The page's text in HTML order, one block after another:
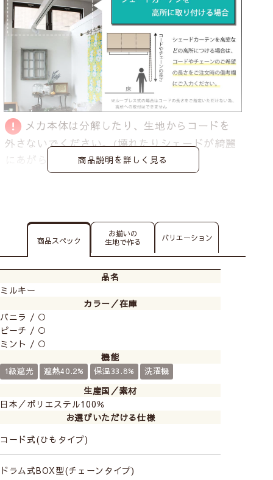
メカ本体は分解したり、生地からコードを
外さないでください。(壊れたりシェードが綺麗
にあがらなくなる恐れがあります)
商品説明を詳しく見る
商品スペック
お揃いの
生地で作る
バリエーション
品名
ミルキー
カラー／在庫
バニラ / ○
ピーチ / ○
ミント / ○
機能
1級遮光 遮熱40.2% 保温33.8% 洗濯機
生産国／素材
日本／ポリエステル100％
お選びいただける仕様
コード式(ひもタイプ)
ドラム式BOX型(チェーンタイプ)